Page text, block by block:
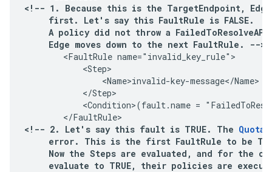
<!-- 1. Because this is the TargetEndpoint,
     first. Let's say this FaultRule is FALSE.
A policy did not throw a
     Edge moves down to the next FaultRule. -->
        <FaultRule name="invalid_key_rule">
            <Step>
                <Name>invalid-key-message</Name>
            </Step>
<Condition>(fault.name =
        </FaultRule>
<!-- 2. Let's say this fault is TRUE. The Quota
error. This is the first FaultRule to be
Now the Steps are evaluated, and for the
evaluate to TRUE, their policies are